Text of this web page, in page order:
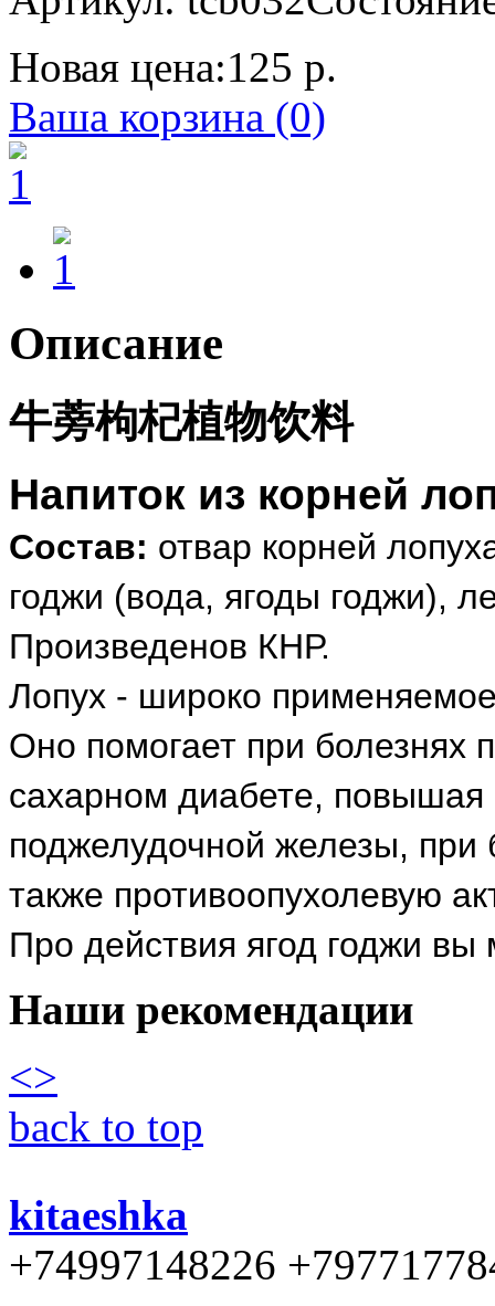
Новая цена:125 р.
Ваша корзина (0)
Описание
牛蒡枸杞植物饮料
Напиток из корней
Состав: отвар корней
годжи (вода, ягоды годжи),
Произведенов КНР.
Лопух - широко
Оно помогает при болезнях
сахарном диабете,
поджелудочной железы, при
также противоопухолевую
Про действия ягод годжи
Наши рекомендации
<>
back to top
kitaeshka
+74997148226